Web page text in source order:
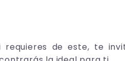
de este, te